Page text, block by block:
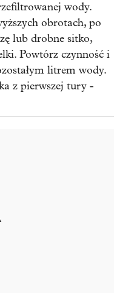
wody.
obrotach, po
lub drobne sitko,
Powtórz czynność i
litrem wody.
z pierwszej tury -